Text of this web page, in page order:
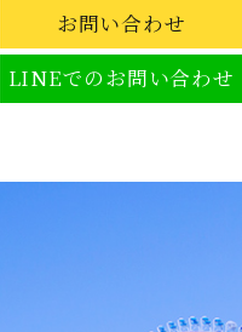
お問い合わせ
LINEでのお問い合わせ